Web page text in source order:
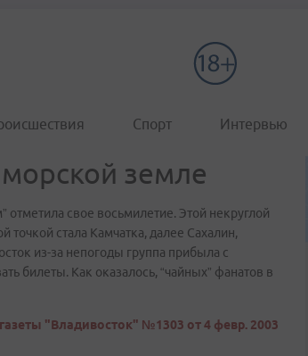
Спорт Интервью
земле
отметила свое восьмилетие. Этой некруглой
стала Камчатка, далее Сахалин,
из-за непогоды группа прибыла с
билеты. Как оказалось, “чайных” фанатов в
"Владивосток" №1303 от 4 февр. 2003